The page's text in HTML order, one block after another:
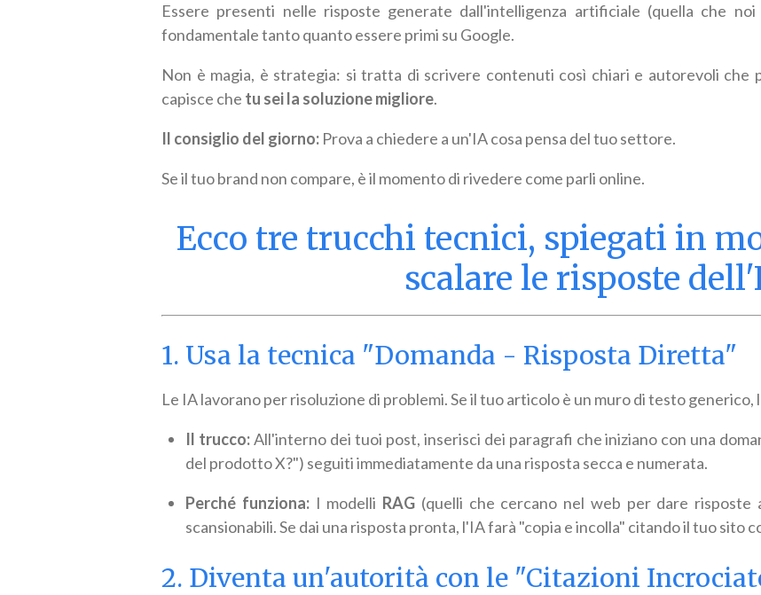
Essere presenti nelle risposte generate dall'intelligenza artificiale (quella che noi
fondamentale tanto quanto essere primi su Google.
Non è magia, è strategia: si tratta di scrivere contenuti così chiari e autorevoli che
capisce che tu sei la soluzione migliore.
Il consiglio del giorno: Prova a chiedere a un'IA cosa pensa del tuo settore.
Se il tuo brand non compare, è il momento di rivedere come parli online.
Ecco tre trucchi tecnici, spiegati in
scalare le risposte
1. Usa la tecnica "Domanda - Risposta Diretta"
Le IA lavorano per risoluzione di problemi. Se il tuo articolo è un muro di testo
Il trucco:All'interno dei tuoi post, inserisci dei paragrafi che iniziano con una
del prodotto X?") seguiti immediatamente da una risposta secca e numerata.
Perché funziona:I modelli RAG (quelli che cercano nel web per dare
scansionabili. Se dai una risposta pronta, l'IA farà "copia e incolla" citando il tuo sito
2. Diventa un'autorità con le "Citazioni